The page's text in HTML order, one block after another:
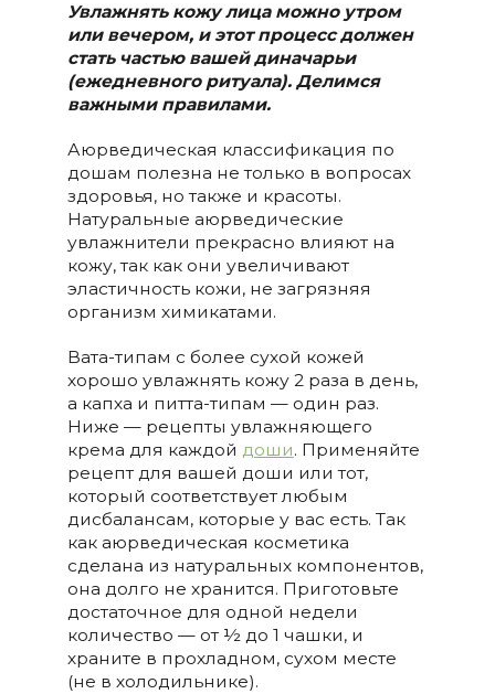
Увлажнять кожу лица можно утром
или вечером, и этот процесс должен
стать частью вашей диначарьи
(ежедневного ритуала). Делимся
важными правилами.
Аюрведическая классификация по
дошам полезна не только в вопросах
здоровья, но также и красоты.
Натуральные аюрведические
увлажнители прекрасно влияют на
кожу, так как они увеличивают
эластичность кожи, не загрязняя
организм химикатами.
Вата-типам с более сухой кожей
хорошо увлажнять кожу 2 раза в день,
а капха и питта-типам — один раз.
Ниже — рецепты увлажняющего
крема для каждой доши. Применяйте
рецепт для вашей доши или тот,
который соответствует любым
дисбалансам, которые у вас есть. Так
как аюрведическая косметика
сделана из натуральных компонентов,
она долго не хранится. Приготовьте
достаточное для одной недели
количество — от ½ до 1 чашки, и
храните в прохладном, сухом месте
(не в холодильнике).